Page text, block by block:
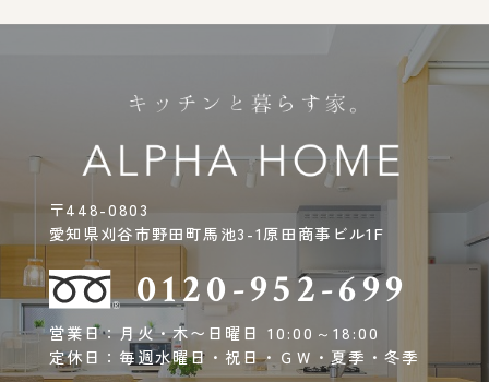
〒448-0803
愛知県刈谷市野田町馬池3-1原田商事ビル1F
0120-952-699
営業日：月火・木〜日曜日 10:00～18:00
定休日：毎週水曜日・祝日・ＧＷ・夏季・冬季